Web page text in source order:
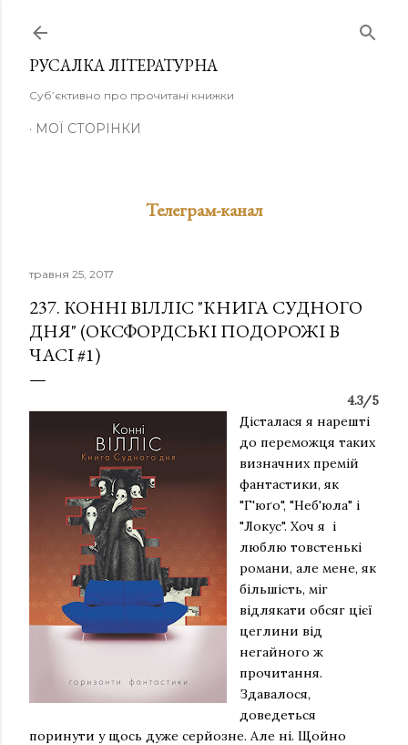
РУСАЛКА ЛІТЕРАТУРНА
Суб’єктивно про прочитані книжки
МОЇ СТОРІНКИ
Телеграм-канал
травня 25, 2017
237. КОННІ ВІЛЛІС "КНИГА СУДНОГО
ДНЯ" (ОКСФОРДСЬКІ ПОДОРОЖІ В
ЧАСІ #1)
4.3/5
Дісталася я нарешті
до переможця таких
визначних премій
фантастики, як
"Г'юґо", "Неб'юла" і
"Локус". Хоч я і
люблю товстенькі
романи, але мене, як
більшість, міг
відлякати обсяг цієї
цеглини від
негайного ж
прочитання.
Здавалося,
доведеться
поринути у щось дуже серйозне. Але ні. Щойно